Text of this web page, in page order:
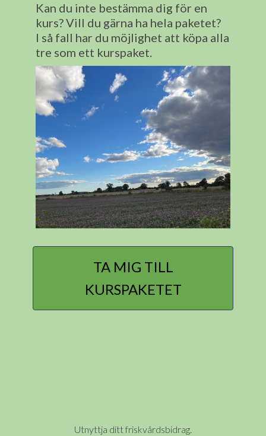
Kan du inte bestämma dig för en
kurs? Vill du gärna ha hela paketet?
I så fall har du möjlighet att köpa alla
tre som ett kurspaket.
TA MIG TILL
KURSPAKETET
Utnyttja ditt friskvårdsbidrag.